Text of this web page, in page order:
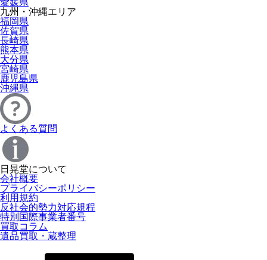
愛媛県
九州・沖縄エリア
福岡県
佐賀県
長崎県
熊本県
大分県
宮崎県
鹿児島県
沖縄県
よくある質問
日晃堂について
会社概要
プライバシーポリシー
利用規約
反社会的勢力対応規程
特別国際事業者番号
買取コラム
遺品買取・蔵整理